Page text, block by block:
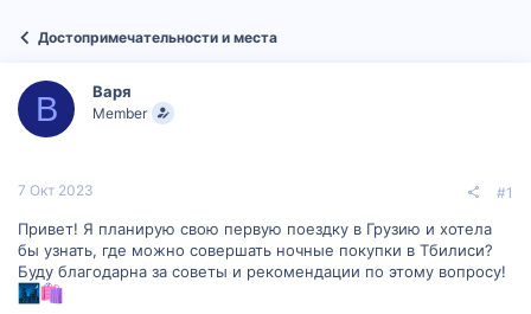
т
м
ы
а
ч
а
Достопримечательности и места
В Варя
Member
7 Окт 2023 #1
Привет! Я планирую свою первую поездку в Грузию и хотела
бы узнать, где можно совершать ночные покупки в Тбилиси?
Буду благодарна за советы и рекомендации по этому вопросу!